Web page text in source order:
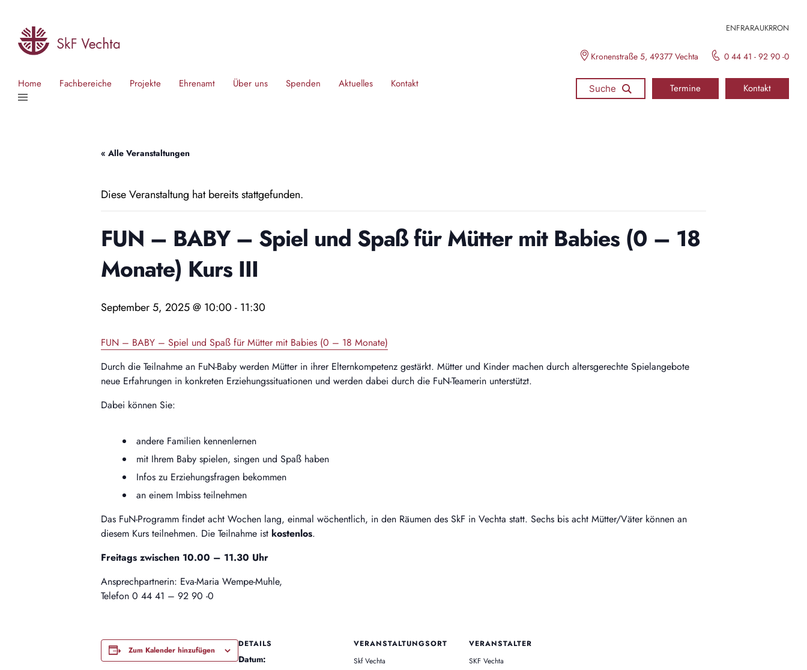
ENFRARAUKRRON
Kronenstraße 5, 49377 Vechta 0 44 41 - 92 90 -0
Home Fachbereiche Projekte Ehrenamt Über uns Spenden Aktuelles Kontakt Suche Termine Kontakt
« Alle Veranstaltungen
Diese Veranstaltung hat bereits stattgefunden.
FUN – BABY – Spiel und Spaß für Mütter mit Babies (0 – 18
Monate) Kurs III
September 5, 2025 @ 10:00 - 11:30
FUN – BABY – Spiel und Spaß für Mütter mit Babies (0 – 18 Monate)
Durch die Teilnahme an FuN-Baby werden Mütter in ihrer Elternkompetenz gestärkt. Mütter und Kinder machen durch altersgerechte Spielangebote
neue Erfahrungen in konkreten Erziehungssituationen und werden dabei durch die FuN-Teamerin unterstützt.
Dabei können Sie:
andere Familien kennenlernen
mit Ihrem Baby spielen, singen und Spaß haben
Infos zu Erziehungsfragen bekommen
an einem Imbiss teilnehmen
Das FuN-Programm findet acht Wochen lang, einmal wöchentlich, in den Räumen des SkF in Vechta statt. Sechs bis acht Mütter/Väter können an
diesem Kurs teilnehmen. Die Teilnahme ist kostenlos.
Freitags zwischen 10.00 – 11.30 Uhr
Ansprechpartnerin: Eva-Maria Wempe-Muhle,
Telefon 0 44 41 – 92 90 -0
Zum Kalender hinzufügen
DETAILS
Datum:
VERANSTALTUNGSORT
Skf Vechta
VERANSTALTER
SKF Vechta